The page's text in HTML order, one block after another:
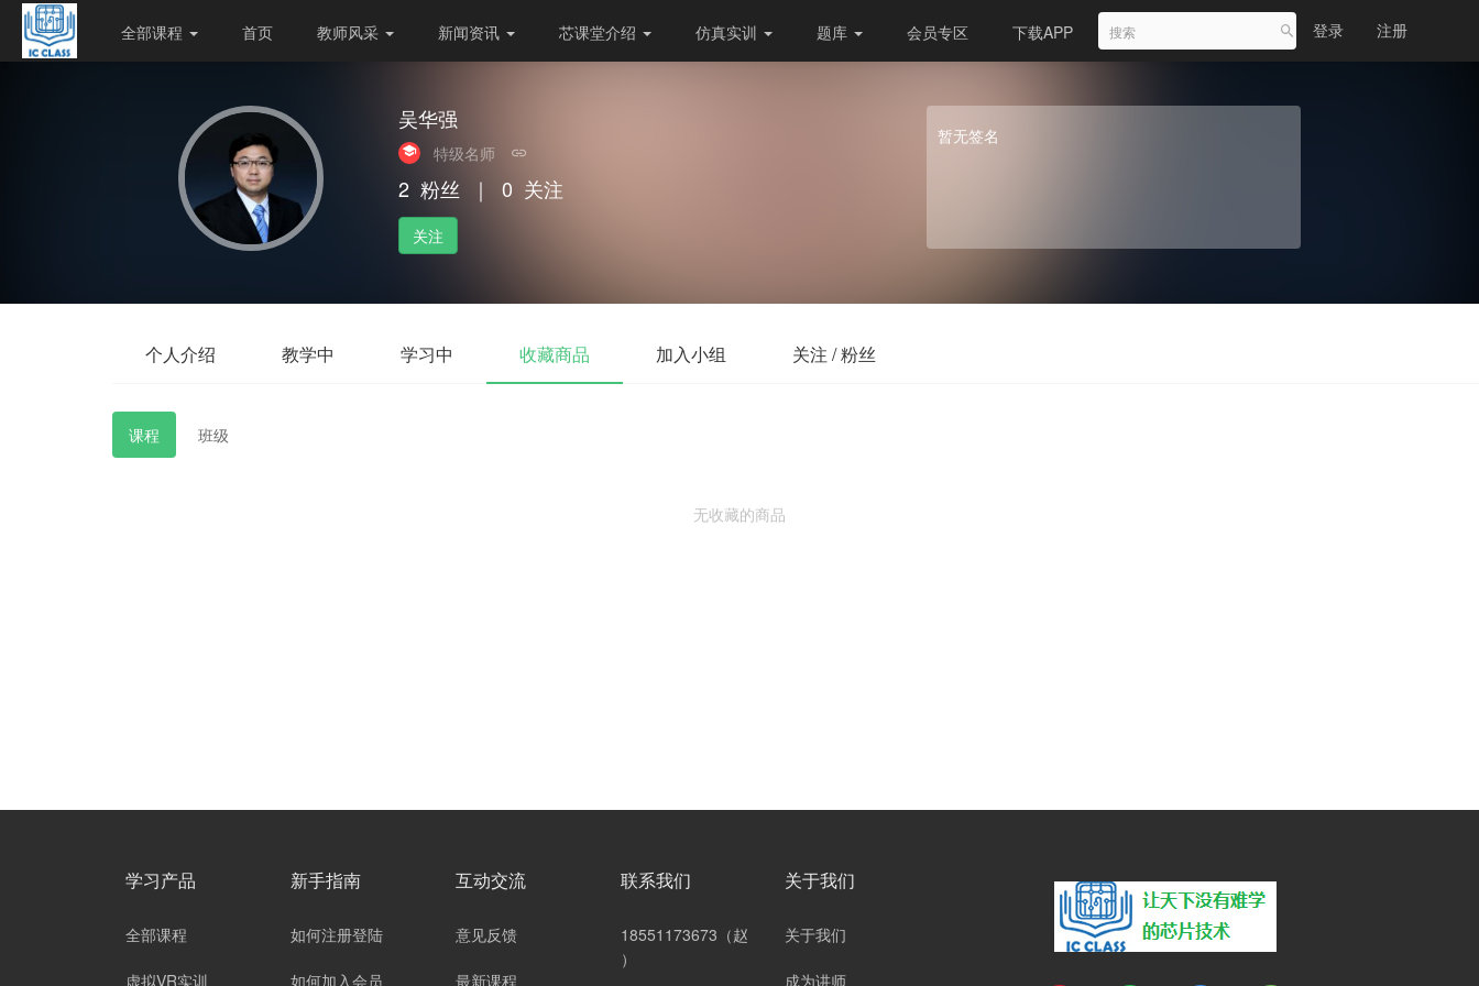
全部课程 首页 教师风采 新闻资讯 芯课堂介绍 仿真实训 题库 会员专区 下载APP 登录 注册
吴华强
特级名师
2 粉丝 ｜ 0 关注
关注
暂无签名
个人介绍 教学中 学习中 收藏商品 加入小组 关注 / 粉丝
课程 班级
无收藏的商品
学习产品
全部课程
虚拟VR实训
新手指南
如何注册登陆
如何加入会员
互动交流
意见反馈
最新课程
联系我们
18551173673（赵
）
关于我们
关于我们
成为讲师